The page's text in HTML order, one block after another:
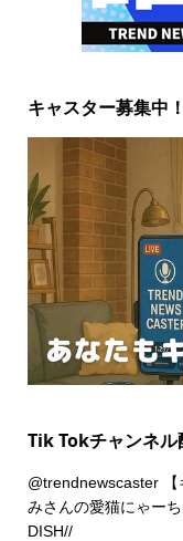
キャスター募集中！
Tik Tokチャンネル
@trendnewscaster【
みさんの愛猫にゃー
DISH//